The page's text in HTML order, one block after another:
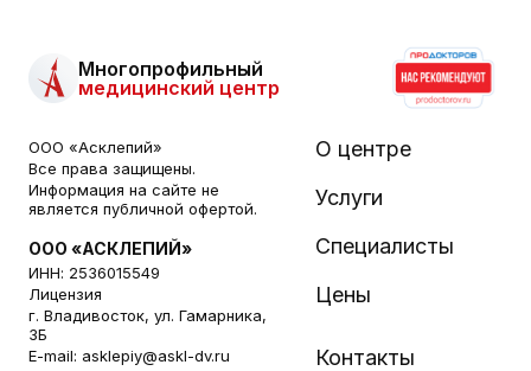
Многопрофильный
медицинский центр
ООО «Асклепий»
Все права защищены.
Информация на сайте не
является публичной офертой.
ООО «АСКЛЕПИЙ»
ИНН: 2536015549
Лицензия
г. Владивосток, ул. Гамарника,
3Б
E-mail: asklepiy@askl-dv.ru
О центре
Услуги
Специалисты
Цены
Контакты